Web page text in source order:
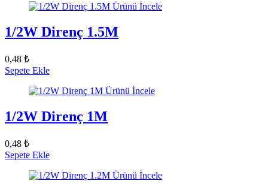
Ürünü İncele
1/2W Direnç 1.5M
0,48 ₺
Sepete Ekle
Ürünü İncele
1/2W Direnç 1M
0,48 ₺
Sepete Ekle
Ürünü İncele